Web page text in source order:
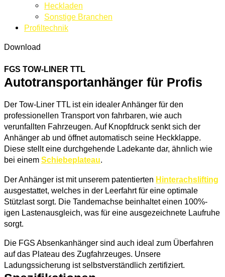
Heckladen
Sonstige Branchen
Profiltechnik
Download
FGS TOW-LINER TTL​
Autotransportanhänger für Profis​
Der Tow-Liner TTL ist ein idealer Anhänger für den
professionellen Transport von fahrbaren, wie auch
verunfallten Fahrzeugen. Auf Knopfdruck senkt sich der
Anhänger ab und öffnet automatisch seine Heckklappe.
Diese stellt eine durchgehende Ladekante dar, ähnlich wie
bei einem Schiebeplateau.
Der Anhänger ist mit unserem patentierten Hinterachslifting
ausgestattet, welches in der Leerfahrt für eine optimale
Stützlast sorgt. Die Tandemachse beinhaltet einen 100%-
igen Lastenausgleich, was für eine ausgezeichnete Laufruhe
sorgt.
Die FGS Absenkanhänger sind auch ideal zum Überfahren
auf das Plateau des Zugfahrzeuges. Unsere
Ladungssicherung ist selbstverständlich zertifiziert.